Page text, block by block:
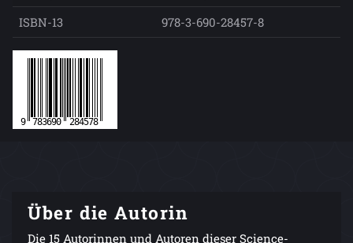
ISBN-13
978-3-690-28457-8
Über die Autorin
Die 15 Autorinnen und Autoren dieser Science-